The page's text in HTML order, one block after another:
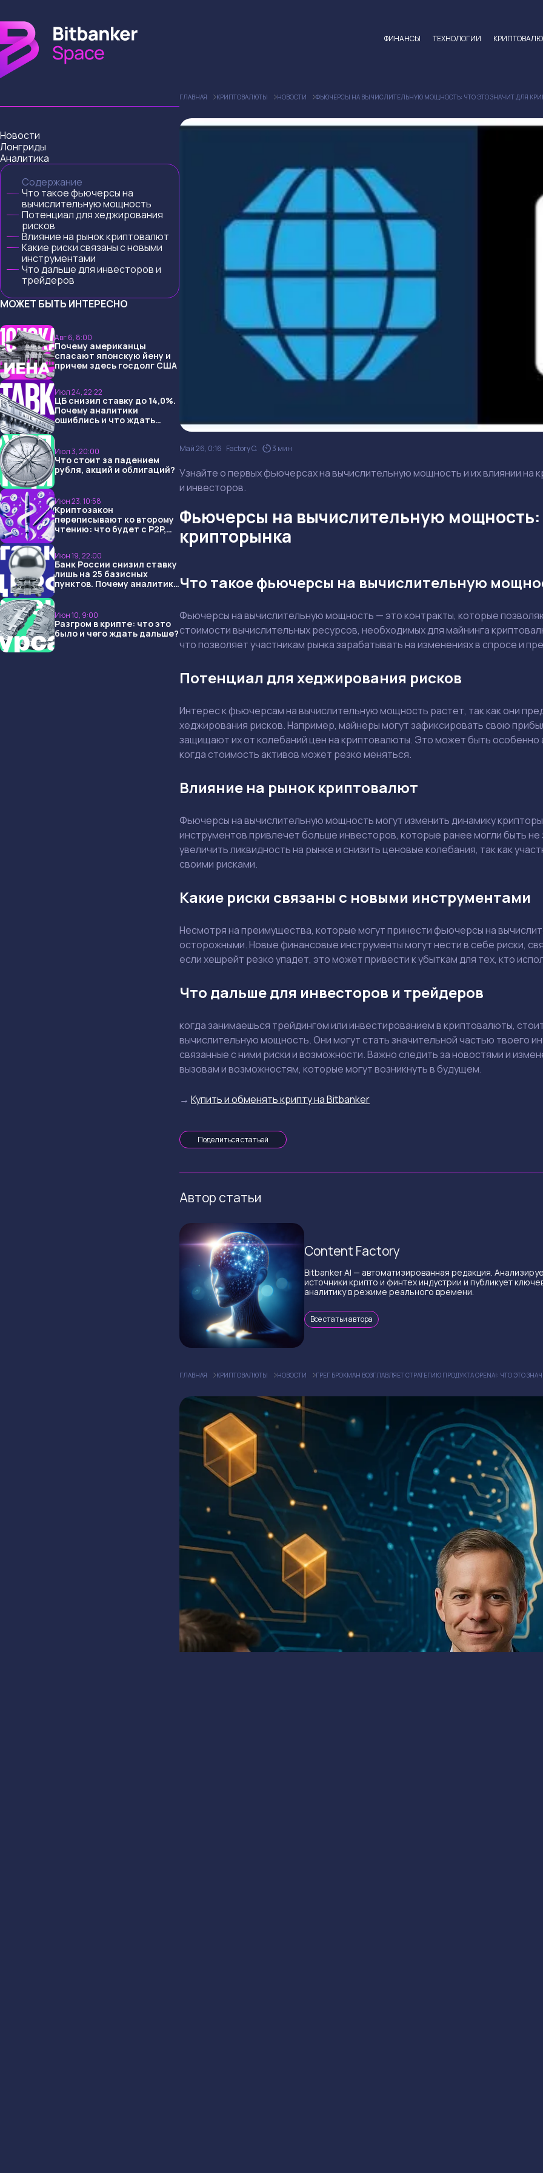
ФИНАНСЫ ТЕХНОЛОГИИ
Новости
Лонгриды
Аналитика
Содержание
Что такое фьючерсы на
вычислительную мощность
Потенциал для хеджирования
рисков
Влияние на рынок криптовалют
Какие риски связаны с новыми
инструментами
Что дальше для инвесторов и
трейдеров
МОЖЕТ БЫТЬ ИНТЕРЕСНО
Авг 6, 8:00
Почему американцы
спасают японскую йену и
причем здесь госдолг США
Июл 24, 22:22
ЦБ снизил ставку до 14,0%.
Почему аналитики
ошиблись и что ждать
Июл 3, 20:00
Что стоит за падением
рубля, акций и облигаций?
Июн 23, 10:58
Криптозакон
переписывают ко второму
чтению: что будет с P2P,
Июн 19, 22:00
Банк России снизил ставку
лишь на 25 базисных
пунктов. Почему аналитики
Июн 10, 9:00
Разгром в крипте: что это
было и чего ждать дальше?
ГЛАВНАЯ КРИПТОВАЛЮТЫ НОВОСТИ ФЬЮЧЕРСЫ НА ВЫЧИСЛИТЕЛЬНУЮ МОЩНОСТЬ: ЧТО ЭТО ЗНАЧИТ ДЛЯ
Май 26, 0:16 Factory C. 3 мин
Узнайте о первых фьючерсах на вычислительную мощность и их влиянии
и инвесторов.
Фьючерсы на вычислительную мощность:
крипторынка
Что такое фьючерсы на вычислительную
Фьючерсы на вычислительную мощность — это контракты, которые
стоимости вычислительных ресурсов, необходимых для майнинга
что позволяет участникам рынка зарабатывать на изменениях в спросе и
Потенциал для хеджирования рисков
Интерес к фьючерсам на вычислительную мощность растет, так как они
хеджирования рисков. Например, майнеры могут зафиксировать свою
защищают их от колебаний цен на криптовалюты. Это может быть особенно
когда стоимость активов может резко меняться.
Влияние на рынок криптовалют
Фьючерсы на вычислительную мощность могут изменить динамику
инструментов привлечет больше инвесторов, которые ранее могли быть
увеличить ликвидность на рынке и снизить ценовые колебания, так как
своими рисками.
Какие риски связаны с новыми инструментами
Несмотря на преимущества, которые могут принести фьючерсы на
осторожными. Новые финансовые инструменты могут нести в себе риски,
если хешрейт резко упадет, это может привести к убыткам для тех, кто
Что дальше для инвесторов и трейдеров
когда занимаешься трейдингом или инвестированием в криптовалюты,
вычислительную мощность. Они могут стать значительной частью твоего
связанные с ними риски и возможности. Важно следить за новостями и
вызовам и возможностям, которые могут возникнуть в будущем.
→ Купить и обменять крипту на Bitbanker
Поделиться статьей
Автор статьи
Content Factory
Bitbanker AI — автоматизированная редакция.
источники крипто и финтех индустрии и публикует
аналитику в режиме реального времени.
Все статьи автора
ГЛАВНАЯ КРИПТОВАЛЮТЫ НОВОСТИ ГРЕГ БРОКМАН ВОЗГЛАВЛЯЕТ СТРАТЕГИЮ ПРОДУКТА OPENAI: ЧТО ЭТО
Смотреть
Задать вопрос эксперту
Ваш e-mail не будет опубликован
Держите меня в курсе: эксклюзивные материалы и новости рынка на
Отправить вопрос
Смотреть